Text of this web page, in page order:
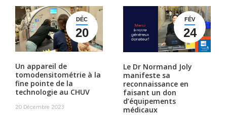
DÉC
20
Un appareil de
tomodensitométrie à la
fine pointe de la
technologie au CHUV
20 Décembre 2023
FÉV
24
Le Dr Normand Joly
manifeste sa
reconnaissance en
faisant un don
d’équipements
médicaux